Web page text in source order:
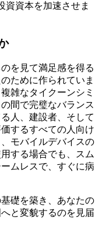
資資本を加速させま
を見て満足感を得る
ために作られていま
雑なタイクーンシミ
間で完璧なバランス
人、建設者、そして
するすべての人向け
モバイルデバイスの
する場合でも、スム
ムレスで、すぐに病
礎を築き、あなたの
と変貌するのを見届